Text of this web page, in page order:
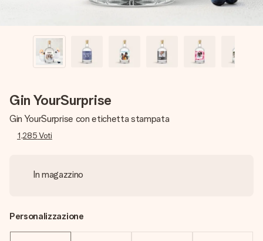
Gin YourSurprise
Gin YourSurprise con etichetta stampata
1,285Voti
In magazzino
Personalizzazione